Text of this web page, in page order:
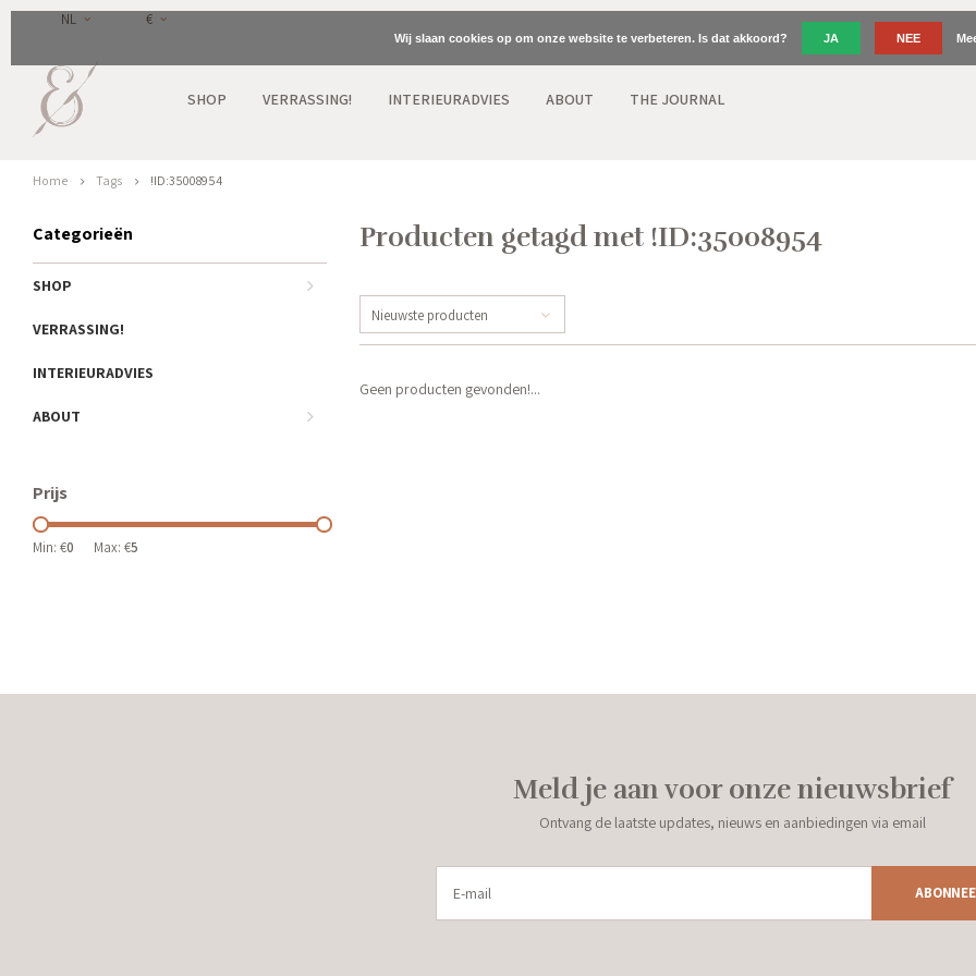
NL €
SHOP VERRASSING! INTERIEURADVIES ABOUT THE JOURNAL
Home Tags !ID:35008954
Categorieën
SHOP
VERRASSING!
INTERIEURADVIES
ABOUT
Prijs
Min: €0 Max: €5
Producten getagd met !ID:35008954
Nieuwste producten
Geen producten gevonden!...
Meld je aan voor onze nieuwsbrief
Ontvang de laatste updates, nieuws en aanbiedingen via email
Wij slaan cookies op om onze website te verbeteren. Is dat akkoord? JA NEE